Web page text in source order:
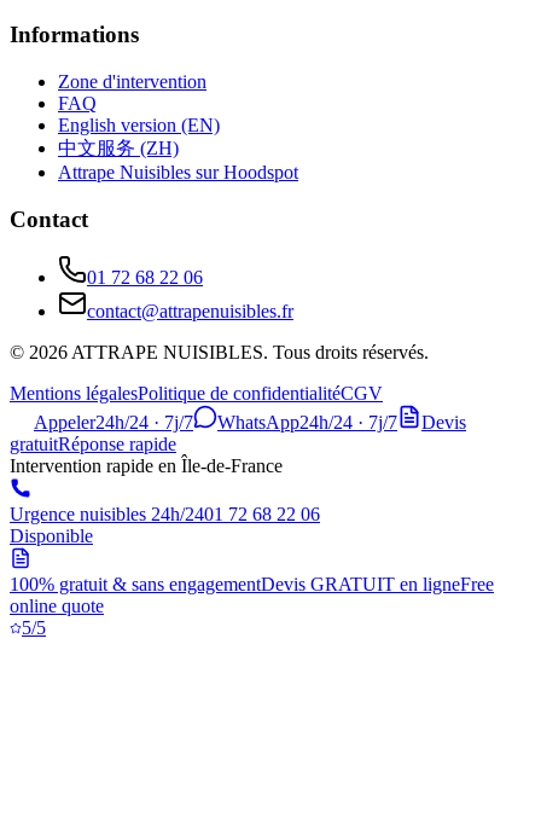
Informations
Zone d'intervention
FAQ
English version (EN)
中文服务 (ZH)
Attrape Nuisibles sur Hoodspot
Contact
01 72 68 22 06
contact@attrapenuisibles.fr
© 2026ATTRAPE NUISIBLES. Tous droits réservés.
Mentions légalesPolitique de confidentialitéCGV
Appeler24h/24 · 7j/7 WhatsApp24h/24 · 7j/7
Devis
gratuitRéponse rapide
Intervention rapide en Île-de-France
Urgence nuisibles 24h/2401 72 68 22 06
Disponible
100% gratuit & sans engagementDevis GRATUIT en ligneFree
online quote
5/5